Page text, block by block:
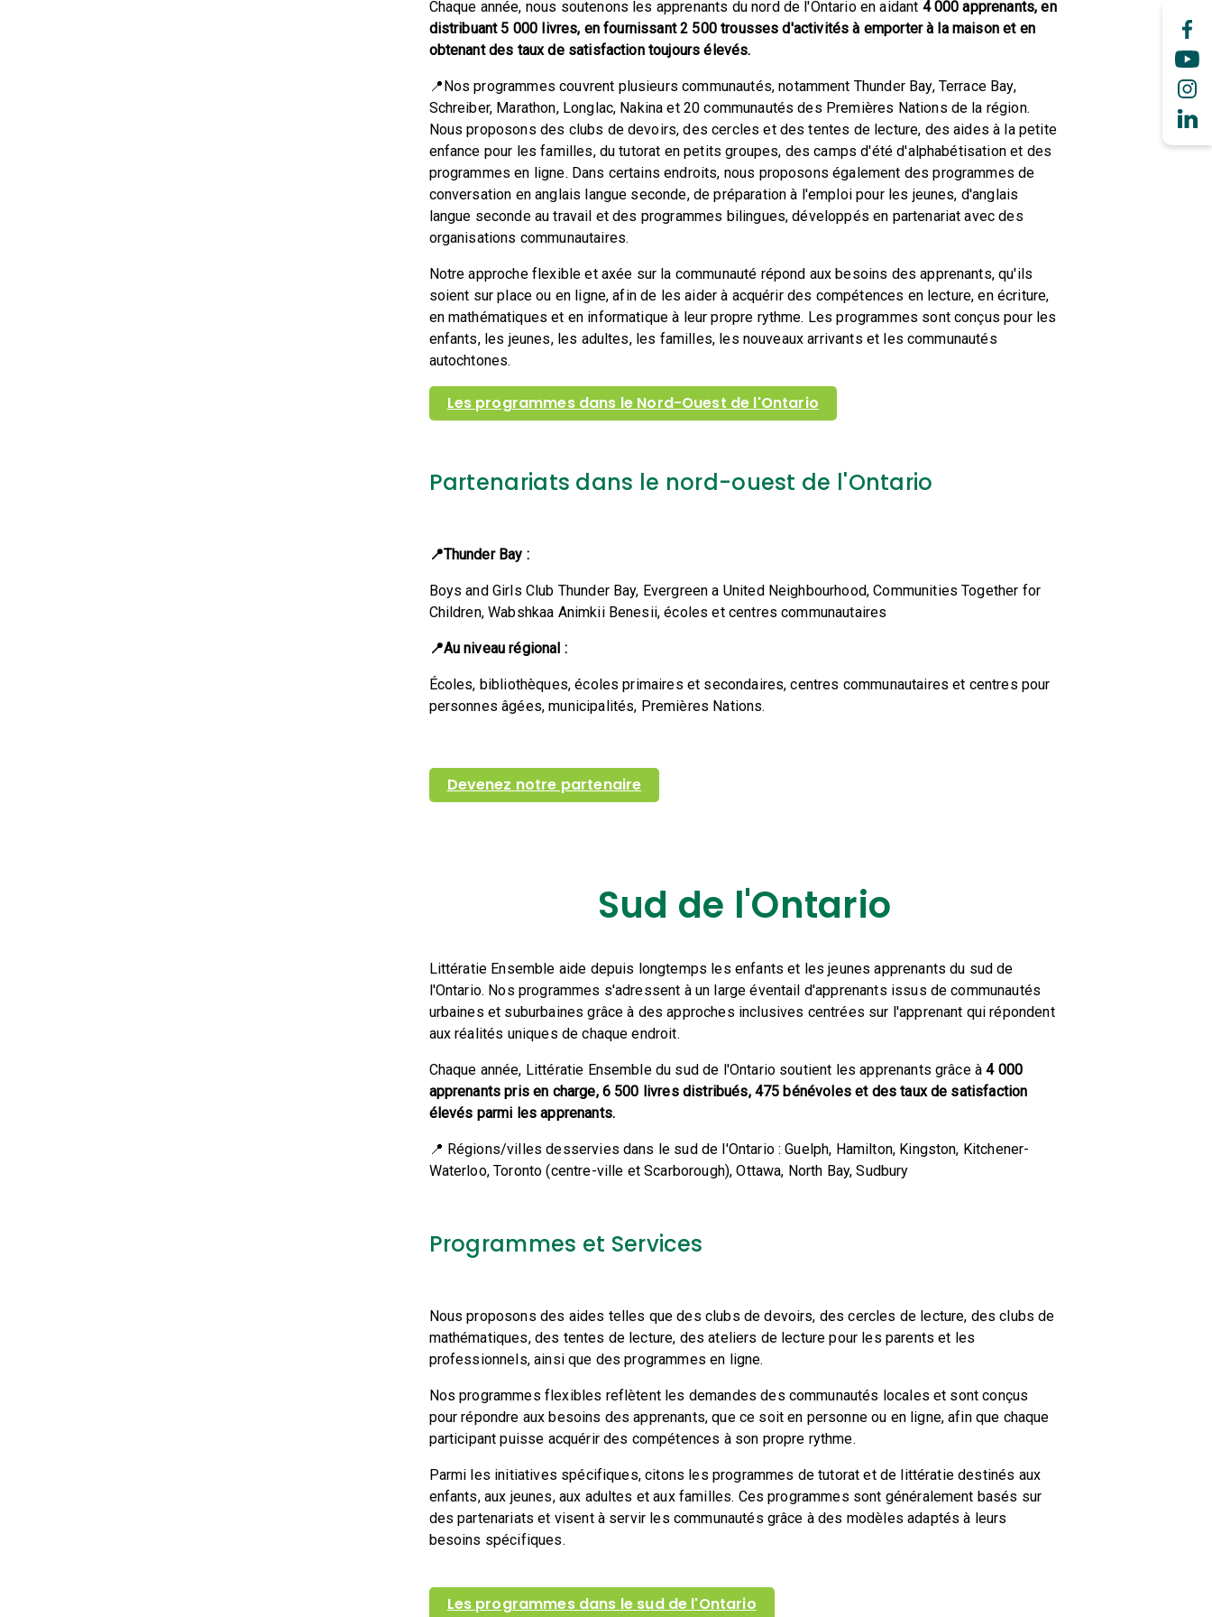
Chaque année, nous soutenons les apprenants du nord de l'Ontario en aidant 4 000 apprenants, en
distribuant 5 000 livres, en fournissant 2 500 trousses d'activités à emporter à la maison et en
obtenant des taux de satisfaction toujours élevés.
📍Nos programmes couvrent plusieurs communautés, notamment Thunder Bay, Terrace Bay,
Schreiber, Marathon, Longlac, Nakina et 20 communautés des Premières Nations de la région.
Nous proposons des clubs de devoirs, des cercles et des tentes de lecture, des aides à la petite
enfance pour les familles, du tutorat en petits groupes, des camps d'été d'alphabétisation et des
programmes en ligne. Dans certains endroits, nous proposons également des programmes de
conversation en anglais langue seconde, de préparation à l'emploi pour les jeunes, d'anglais
langue seconde au travail et des programmes bilingues, développés en partenariat avec des
organisations communautaires.
Notre approche flexible et axée sur la communauté répond aux besoins des apprenants, qu'ils
soient sur place ou en ligne, afin de les aider à acquérir des compétences en lecture, en écriture,
en mathématiques et en informatique à leur propre rythme. Les programmes sont conçus pour les
enfants, les jeunes, les adultes, les familles, les nouveaux arrivants et les communautés
autochtones.
Les programmes dans le Nord-Ouest de l'Ontario
Partenariats dans le nord-ouest de l'Ontario
📍Thunder Bay :
Boys and Girls Club Thunder Bay, Evergreen a United Neighbourhood,Communities Together for
Children,Wabshkaa Animkii Benesii,écoles et centres communautaires
📍Au niveau régional :
Écoles, bibliothèques, écoles primaires et secondaires, centres communautaires et centres pour
personnes âgées, municipalités, Premières Nations.
Devenez notre partenaire
Sud de l'Ontario
Littératie Ensemble aide depuis longtemps les enfants et les jeunes apprenants du sud de
l'Ontario. Nos programmes s'adressent à un large éventail d'apprenants issus de communautés
urbaines et suburbaines grâce à des approches inclusives centrées sur l'apprenant qui répondent
aux réalités uniques de chaque endroit.
Chaque année, Littératie Ensemble du sud de l'Ontario soutient les apprenants grâce à4000
apprenants pris en charge, 6 500 livres distribués, 475 bénévoles et des taux de satisfaction
élevés parmi les apprenants.
📍 Régions/villes desservies dans le sud de l'Ontario : Guelph, Hamilton, Kingston, Kitchener-
Waterloo, Toronto (centre-ville et Scarborough), Ottawa, North Bay, Sudbury
Programmes et Services
Nous proposons des aides telles que des clubs de devoirs, des cercles de lecture, des clubs de
mathématiques, des tentes de lecture, des ateliers de lecture pour les parents et les
professionnels, ainsi que des programmes en ligne.
Nos programmes flexibles reflètent les demandes des communautés locales et sont conçus
pour répondre aux besoins des apprenants, que ce soit en personne ou en ligne, afin que chaque
participant puisse acquérir des compétences à son propre rythme.
Parmi les initiatives spécifiques, citons les programmes de tutorat et de littératie destinés aux
enfants, aux jeunes, aux adultes et aux familles. Ces programmes sont généralement basés sur
des partenariats et visent à servir les communautés grâce à des modèles adaptés à leurs
besoins spécifiques.
Les programmes dans le sud de l'Ontario